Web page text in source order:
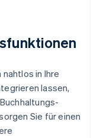
in Ihre
lassen,
Sie für einen